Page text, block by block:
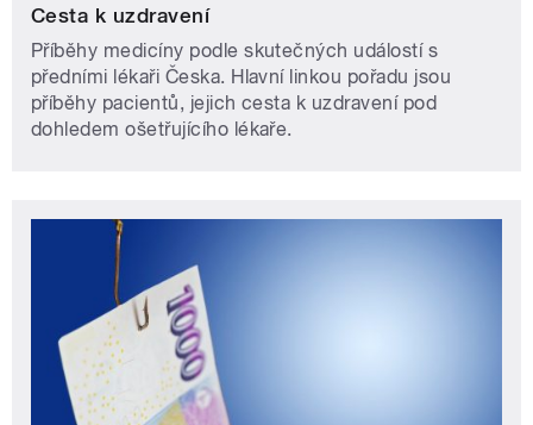
Cesta k uzdravení
Příběhy medicíny podle skutečných událostí s
předními lékaři Česka. Hlavní linkou pořadu jsou
příběhy pacientů, jejich cesta k uzdravení pod
dohledem ošetřujícího lékaře.